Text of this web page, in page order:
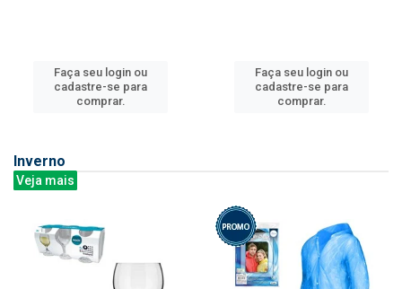
Faça seu login ou
cadastre-se para
comprar.
Faça seu login ou
cadastre-se para
comprar.
Inverno
Veja mais